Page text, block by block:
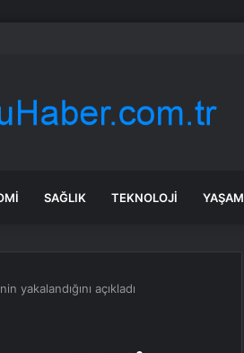
“Welcome to Türkiye” göndermesi
SAĞLIK TEKNOLOJI YAŞAM
açıkladı